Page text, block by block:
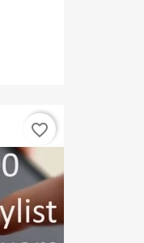
favorite_border